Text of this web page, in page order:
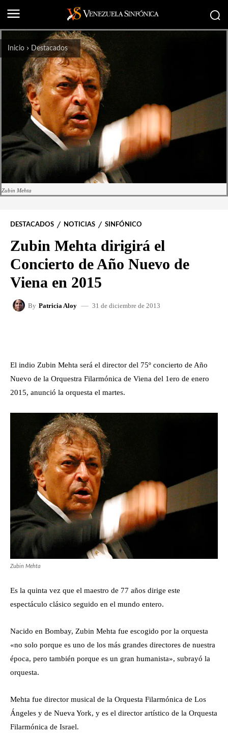
Inicio Destacados
Zubin Mehta
DESTACADOS NOTICIAS SINFÓNICO
Zubin Mehta dirigirá el
Concierto de Año Nuevo de
Viena en 2015
By Patricia Aloy 31 de diciembre de 2013
El indio Zubin Mehta será el director del 75º concierto de Año
Nuevo de la Orquestra Filarmónica de Viena del 1ero de enero
2015, anunció la orquesta el martes.
Zubin Mehta
Es la quinta vez que el maestro de 77 años dirige este
espectáculo clásico seguido en el mundo entero.
Nacido en Bombay, Zubin Mehta fue escogido por la orquesta
«no solo porque es uno de los más grandes directores de nuestra
época, pero también porque es un gran humanista», subrayó la
orquesta.
Mehta fue director musical de la Orquesta Filarmónica de Los
Ángeles y de Nueva York, y es el director artístico de la Orquesta
Filarmónica de Israel.